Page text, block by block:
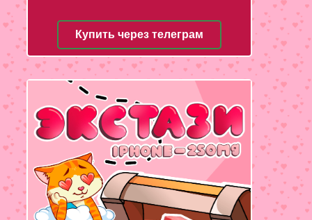
Купить через телеграм